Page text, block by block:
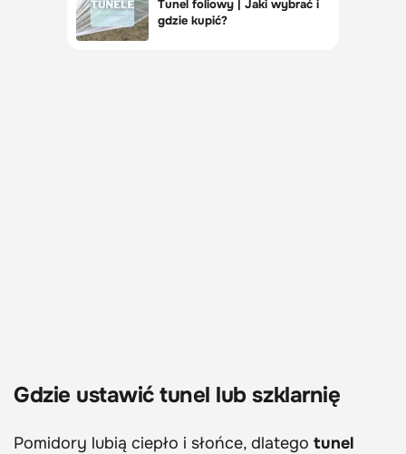
Gdzie ustawić tunel lub szklarnię
Pomidory lubią ciepło i słońce, dlatego tunel